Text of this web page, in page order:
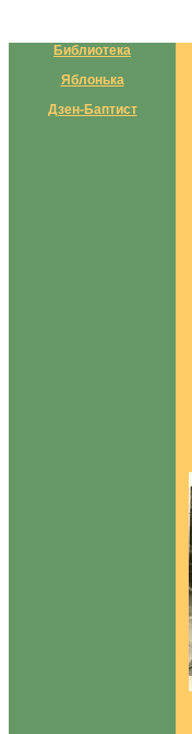
Библиотека
Яблонька
Дзен-Баптист